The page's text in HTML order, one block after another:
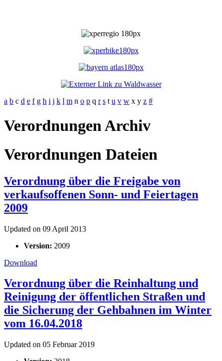
a b c d e f g h i j k l m n o p q r s t u v w x y z #
Verordnungen Archiv
Verordnungen Dateien
Verordnung über die Freigabe von
verkaufsoffenen Sonn- und Feiertagen
2009
Updated on 09 April 2013
Version: 2009
Download
Verordnung über die Reinhaltung und
Reinigung der öffentlichen Straßen und
die Sicherung der Gehbahnen im Winter
vom 16.04.2018
Updated on 05 Februar 2019